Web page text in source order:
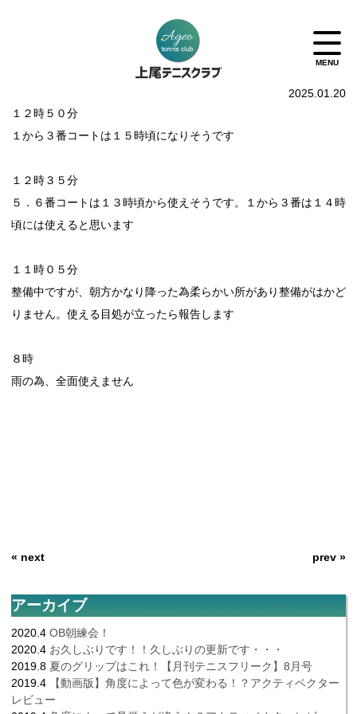
2025.01.20
１２時５０分
１から３番コートは１５時頃になりそうです
１２時３５分
５．６番コートは１３時頃から使えそうです。１から３番は１４時
頃には使えると思います
１１時０５分
整備中ですが、朝方かなり降った為柔らかい所があり整備がはかど
りません。使える目処が立ったら報告します
８時
雨の為、全面使えません
« next prev »
アーカイブ
2020.4 OB朝練会！
2020.4 お久しぶりです！！久しぶりの更新です・・・
2019.8 夏のグリップはこれ！【月刊テニスフリーク】8月号
2019.4
【動画版】角度によって色が変わる！？アクティベクター
レビュー